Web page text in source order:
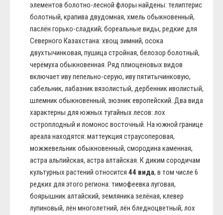
элементов болотно-лесной флоры найдены: телиптерис
болотный, крапива двудомная, хмель обыкновенный,
паслён горько-сладкий; бореальные виды, редкие для
Северного Казахстана: хвощ зимний, осока
двухтычинковая, пушица стройная, белозор болотный,
черёмуха обыкновенная. Ряд плиоценовых видов
включает иву пепельно-серую, иву пятитычинковую,
сабельник, лабазник вязолистый, дербенник иволистый,
шлемник обыкновенный, зюзник европейский. Два вида
характерны для южных тугайных лесов: лох
остроплодный и ломонос восточный. На южной границе
ареала находятся: маттеукция страусоперовая,
можжевельник обыкновенный, смородина каменная,
астра альпийская, астра алтайская. К диким сородичам
культурных растений относится 44 вида, в том числе 6
редких для этого региона: тимофеевка луговая,
боярышник алтайский, земляника зелёная, клевер
лупиновый, лён многолетний, лён бледноцветный, лох